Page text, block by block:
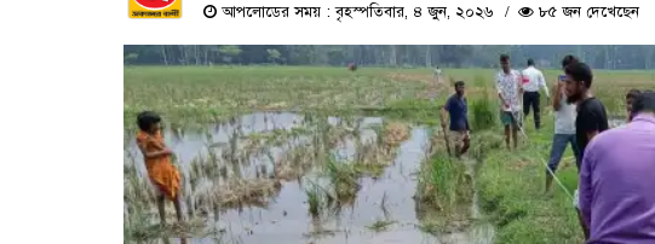
আপলোডের সময় : বৃহস্পতিবার, ৪ জুন, ২০২৬ ৮৫ জন দেখেছেন